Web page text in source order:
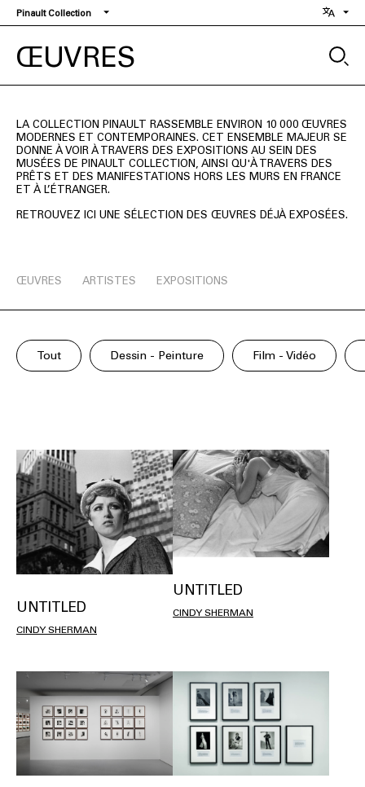
Aller
au
contenu
principal
Pinault Collection
ŒUVRES
LA COLLECTION PINAULT RASSEMBLE ENVIRON 10 000 ŒUVRES
MODERNES ET CONTEMPORAINES. CET ENSEMBLE MAJEUR SE
DONNE À VOIR À TRAVERS DES EXPOSITIONS AU SEIN DES
MUSÉES DE PINAULT COLLECTION, AINSI QU'À TRAVERS DES
PRÊTS ET DES MANIFESTATIONS HORS LES MURS EN FRANCE
ET À L’ÉTRANGER.
RETROUVEZ ICI UNE SÉLECTION DES ŒUVRES DÉJÀ EXPOSÉES.
ŒUVRES ARTISTES EXPOSITIONS
Tout Dessin - Peinture Film - Vidéo
UNTITLED
CINDY SHERMAN
UNTITLED
CINDY SHERMAN